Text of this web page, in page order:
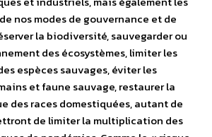
nos modes de gouvernance et de
la biodiversité, sauvegarder ou
des écosystèmes, limiter les
espèces sauvages, éviter les
et faune sauvage, restaurer la
des races domestiquées, autant de
de limiter la multiplication des